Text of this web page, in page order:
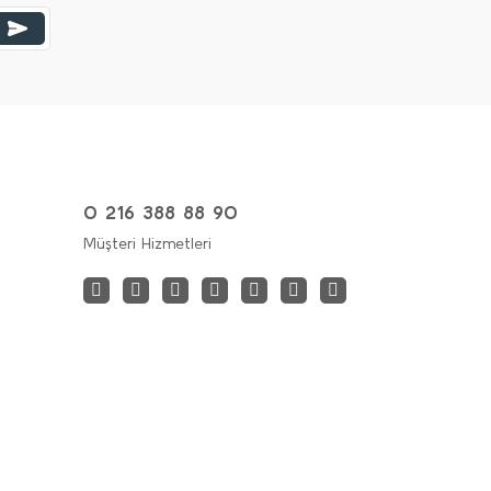
0 216 388 88 90
Müşteri Hizmetleri